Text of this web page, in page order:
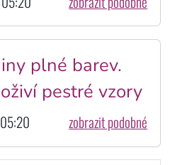
plné barev.
pestré vzory
zobrazit podobné